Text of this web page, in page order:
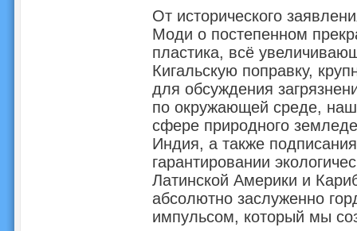
От исторического
Моди о постепенном
пластика, всё
Кигальскую поправку,
для обсуждения
по окружающей среде,
сфере природного
Индия, а также
гарантировании
Латинской Америки и
абсолютно заслуженно
импульсом, который мы